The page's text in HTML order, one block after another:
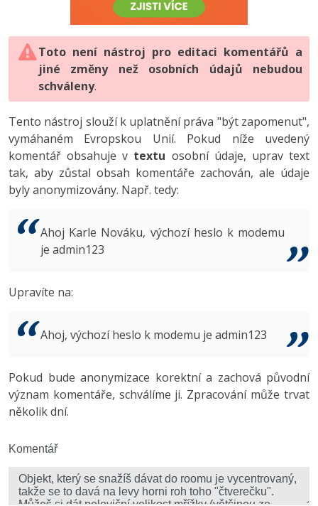
HTML5, CSS3, Bootstrap, SEO
SQL a databáze
Testování a verzování
UML a návrhové vzory
React
Spring
ASP.NET MVC
Best practices
PHP
JavaScript
Python
HTML / CSS
UML a návrhové vzory
MySQL/MariaDB
MS-SQL
Vývojář mobilních aplikací
C# Game developer
Tester
Systémový administrátor
3D grafik
Copywriter
WordPress specialista
-80%
JavaScript -80%
PHP -80%
Swift -80%
Kotlin -80%
VB.NET
Algoritmy -41%
Umělá inteligence (AI) -10%
Fórum
Digitální gramotnost
Marketing
WordPress
SEO
UX
Business
Copywriting
Windows
Kybernetická bezpečnost
Photoshop -80%
Adobe Illustrator -80%
Adobe Lightroom
Adobe XD
Adobe InDesign -25%
Adobe After Effects
Inkscape
Fórum
Toto není nástroj pro editaci komentářů a
jiné změny než osobních údajů nebudou
schváleny.
Tento nástroj slouží k uplatnění práva "být zapomenut",
vymáhaném Evropskou Unií. Pokud níže uvedený
komentář obsahuje v textu osobní údaje, uprav text
tak, aby zůstal obsah komentáře zachován, ale údaje
byly anonymizovány. Např. tedy:
Ahoj Karle Nováku, výchozí heslo k modemu
je admin123
Upravíte na:
Ahoj, výchozí heslo k modemu je admin123
Pokud bude anonymizace korektní a zachová původní
význam komentáře, schválíme ji. Zpracování může trvat
několik dní.
Komentář